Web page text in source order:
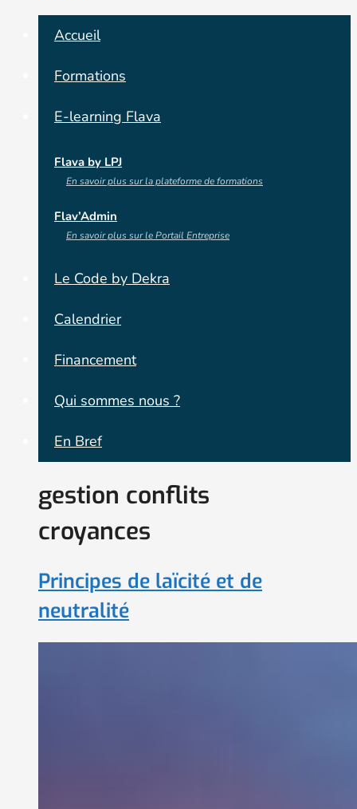
Accueil
Formations
E-learning Flava
Flava by LPJ
En savoir plus sur la plateforme de formations
Flav’Admin
En savoir plus sur le Portail Entreprise
Le Code by Dekra
Calendrier
Financement
Qui sommes nous ?
En Bref
gestion conflits
croyances
Principes de laïcité et de
neutralité